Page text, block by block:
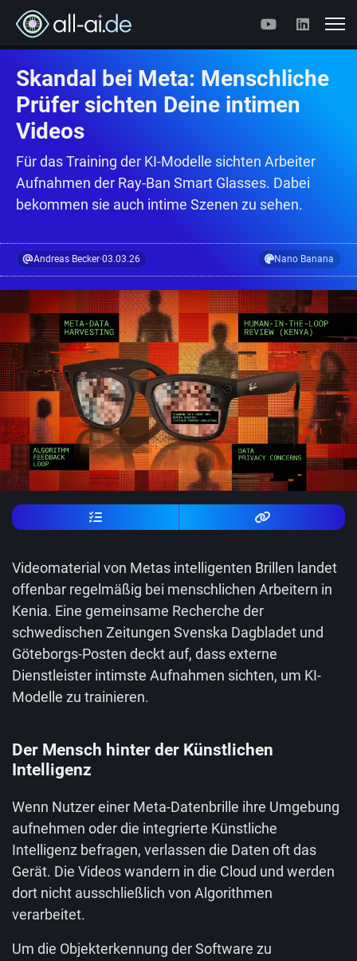
Skandal bei Meta: Menschliche
Prüfer sichten Deine intimen
Videos
Für das Training der KI-Modelle sichten Arbeiter
Aufnahmen der Ray-Ban Smart Glasses. Dabei
bekommen sie auch intime Szenen zu sehen.
Andreas Becker·03.03.26 Nano Banana
Videomaterial von Metas intelligenten Brillen landet
offenbar regelmäßig bei menschlichen Arbeitern in
Kenia. Eine gemeinsame Recherche der
schwedischen Zeitungen Svenska Dagbladet und
Göteborgs-Posten deckt auf, dass externe
Dienstleister intimste Aufnahmen sichten, um KI-
Modelle zu trainieren.
Der Mensch hinter der Künstlichen
Intelligenz
Wenn Nutzer einer Meta-Datenbrille ihre Umgebung
aufnehmen oder die integrierte Künstliche
Intelligenz befragen, verlassen die Daten oft das
Gerät. Die Videos wandern in die Cloud und werden
dort nicht ausschließlich von Algorithmen
verarbeitet.
Um die Objekterkennung der Software zu